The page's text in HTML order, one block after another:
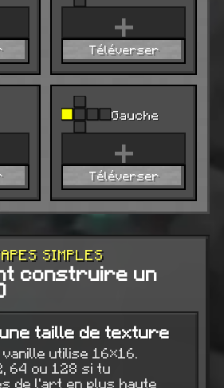
+
Téléverser
Gauche
+
Téléverser
SIMPLES
construire un
taille de texture
utilise 16×16.
64 ou 128 si tu
de l'art en plus haute